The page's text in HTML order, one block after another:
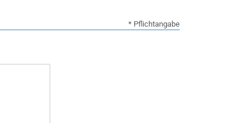
* Pflichtangabe